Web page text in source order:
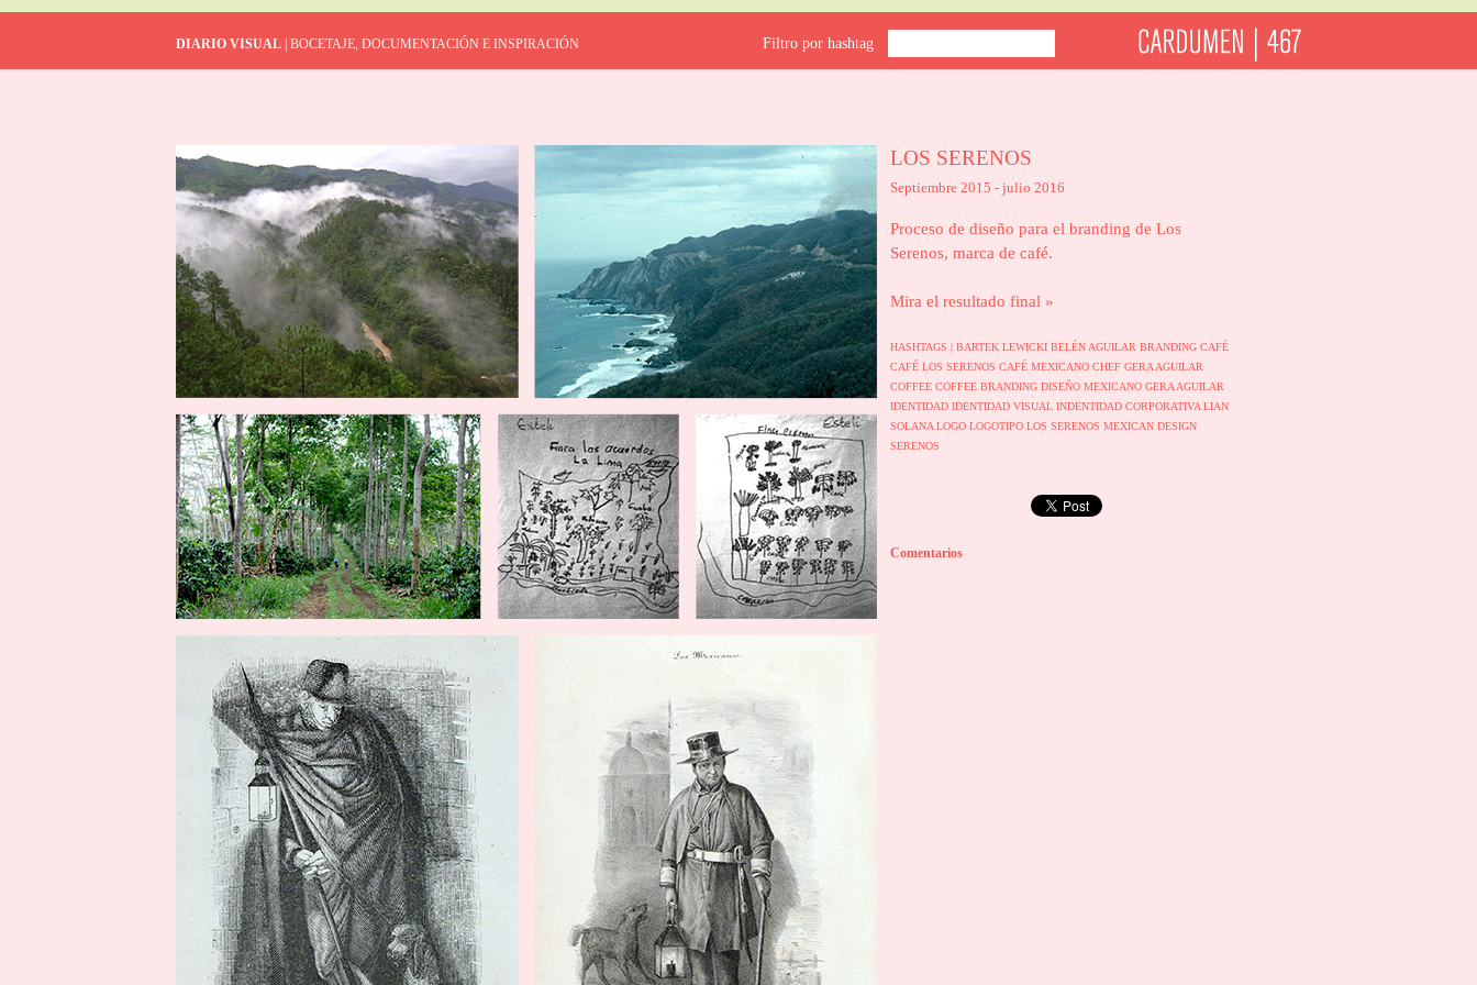
DIARIO VISUAL | BOCETAJE, DOCUMENTACIÓN E INSPIRACIÓN Filtro por hashtag
LOS SERENOS
Septiembre 2015 - julio 2016
Proceso de diseño para el branding de Los
Serenos, marca de café.
Mira el resultado final »
HASHTAGS | BARTEK LEWICKI BELÉN AGUILAR BRANDING CAFÉ
CAFÉ LOS SERENOS CAFÉ MEXICANO CHEF GERA AGUILAR
COFFEE COFFEE BRANDING DISEÑO MEXICANO GERA AGUILAR
IDENTIDAD IDENTIDAD VISUAL INDENTIDAD CORPORATIVA LIAN
SOLANA LOGO LOGOTIPO LOS SERENOS MEXICAN DESIGN
SERENOS
Comentarios